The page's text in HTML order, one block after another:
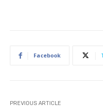
Facebook
PREVIOUS ARTICLE